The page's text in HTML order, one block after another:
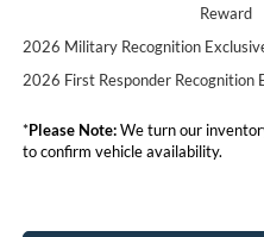
Reward
2026 Military Recognition
2026 First Responder Recognition
*Please Note:We turn our
to confirm vehicle availability.